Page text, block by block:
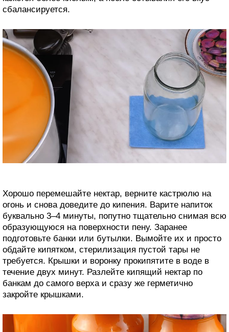
сбалансируется.
Хорошо перемешайте нектар, верните кастрюлю на
огонь и снова доведите до кипения. Варите напиток
буквально 3–4 минуты, попутно тщательно снимая всю
образующуюся на поверхности пену. Заранее
подготовьте банки или бутылки. Вымойте их и просто
обдайте кипятком, стерилизация пустой тары не
требуется. Крышки и воронку прокипятите в воде в
течение двух минут. Разлейте кипящий нектар по
банкам до самого верха и сразу же герметично
закройте крышками.